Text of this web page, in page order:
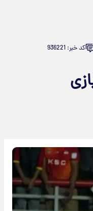
کد خبر: 936221